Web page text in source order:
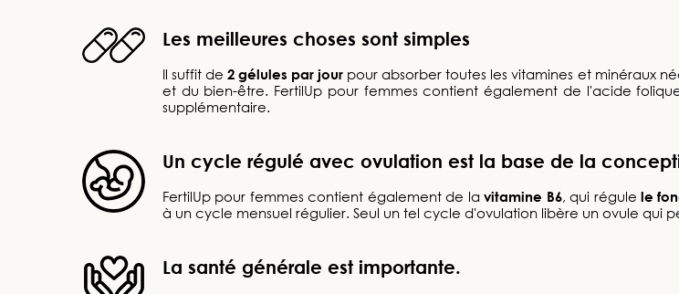
Les meilleures choses sont simples
Il suffit de2 gélules par jour pour absorber toutes les vitamines et minéraux
et du bien-être. FertilUp pour femmes contient également de l'acide
supplémentaire.
Un cycle régulé avec ovulation est la base de la
FertilUp pour femmes contient également de lavitamine B6, qui régule le
à un cycle mensuel régulier. Seul un tel cycle d'ovulation libère un ovule qui
La santé générale est importante.